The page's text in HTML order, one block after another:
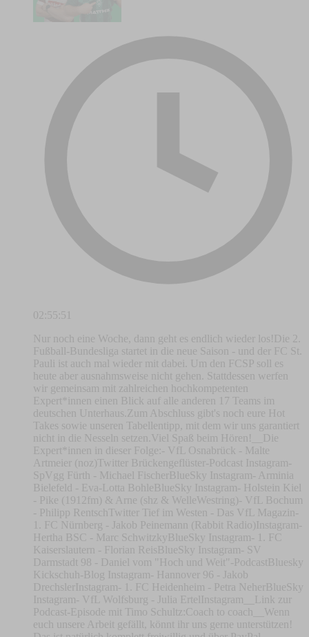
02:55:51
Nur noch eine Woche, dann geht es endlich wieder los!Die 2.
Fußball-Bundesliga startet in die neue Saison - und der FC St.
Pauli ist auch mal wieder mit dabei. Um den FCSP soll es
heute aber ausnahmsweise nicht gehen. Stattdessen werfen
wir gemeinsam mit zahlreichen hochkompetenten
Expert*innen einen Blick auf alle anderen 17 Teams im
deutschen Unterhaus.Zum Abschluss gibt's noch eure Hot
Takes sowie unseren Tabellentipp, mit dem wir uns garantiert
nicht in die Nesseln setzen.Viel Spaß beim Hören!__Die
Expert*innen in dieser Folge:- VfL Osnabrück - Malte
Artmeier (noz)Twitter Brückengeflüster-Podcast Instagram-
SpVgg Fürth - Michael FischerBlueSky Instagram- Arminia
Bielefeld - Eva-Lotta BohleBlueSky Instagram- Holstein Kiel
- Pike (1912fm) & Arne (shz & WelleWestring)- VfL Bochum
- Philipp RentschTwitter Tief im Westen - Das VfL Magazin-
1. FC Nürnberg - Jakob Peinemann (Rabbit Radio)Instagram-
Hertha BSC - Marc SchwitzkyBlueSky Instagram- 1. FC
Kaiserslautern - Florian ReisBlueSky Instagram- SV
Darmstadt 98 - Daniel vom "Hoch und Weit"-PodcastBluesky
Kickschuh-Blog Instagram- Hannover 96 - Jakob
DrechslerInstagram- 1. FC Heidenheim - Petra NeherBlueSky
Instagram- VfL Wolfsburg - Julia ErtelInstagram__Link zur
Podcast-Episode mit Timo Schultz:Coach to coach__Wenn
euch unsere Arbeit gefällt, könnt ihr uns gerne unterstützen!